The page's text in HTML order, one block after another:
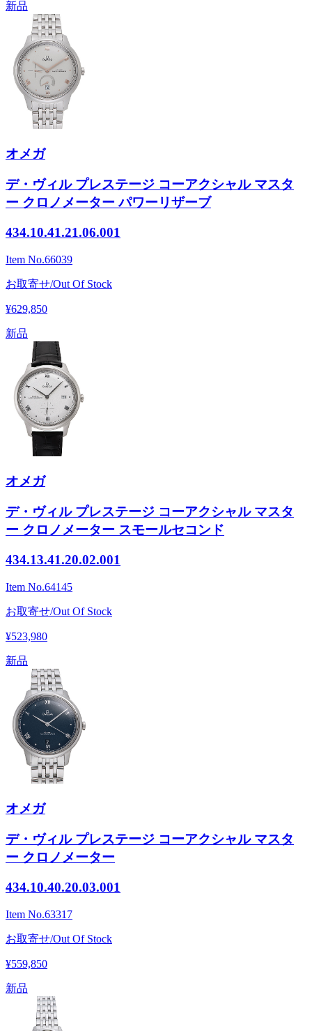
新品
オメガ
デ・ヴィル プレステージ コーアクシャル マスタ
ー クロノメーター パワーリザーブ
434.10.41.21.06.001
Item No.66039
お取寄せ/Out Of Stock
¥629,850
新品
オメガ
デ・ヴィル プレステージ コーアクシャル マスタ
ー クロノメーター スモールセコンド
434.13.41.20.02.001
Item No.64145
お取寄せ/Out Of Stock
¥523,980
新品
オメガ
デ・ヴィル プレステージ コーアクシャル マスタ
ー クロノメーター
434.10.40.20.03.001
Item No.63317
お取寄せ/Out Of Stock
¥559,850
新品